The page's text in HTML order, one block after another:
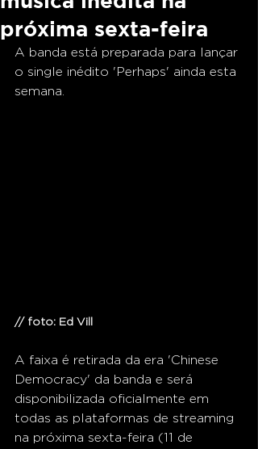
próxima sexta-feira
A banda está preparada para lançar
o single inédito 'Perhaps' ainda esta
semana.
// foto: Ed Vill
A faixa é retirada da era 'Chinese
Democracy' da banda e será
disponibilizada oficialmente em
todas as plataformas de streaming
na próxima sexta-feira (11 de